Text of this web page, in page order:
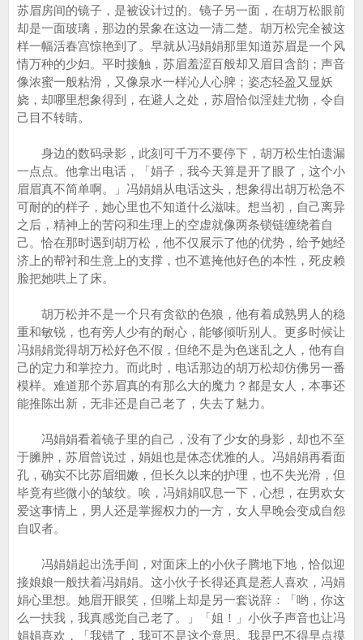
苏眉房间的镜子，是被设计过的。镜子另一面，在胡万松眼前
却是一面玻璃，那边的景象在这边一清二楚。胡万松完全被这
样一幅活春宫惊艳到了。早就从冯娟娟那里知道苏眉是一个风
情万种的少妇。平时接触，苏眉羞涩百般却又眉目含韵；声音
像浓蜜一般粘滑，又像泉水一样沁人心脾；姿态轻盈又显妖
娆，却哪里想象得到，在避人之处，苏眉恰似淫娃尤物，令自
己目不转睛。
身边的数码录影，此刻可千万不要停下，胡万松生怕遗漏
一点点。他拿出电话，「娟子，我今天算是开了眼了，这个小
眉眉真不简单啊。」冯娟娟从电话这头，想象得出胡万松急不
可耐的的样子，她心里也不知道什么滋味。想当初，自己离异
之后，精神上的苦闷和生理上的空虚就像两条锁链缠绕着自
己。恰在那时遇到胡万松，他不仅展示了他的优势，给予她经
济上的帮衬和生意上的支撑，也不遮掩他好色的本性，死皮赖
脸把她哄上了床。
胡万松并不是一个只有贪欲的色狼，他有着成熟男人的稳
重和敏锐，也有旁人少有的耐心，能够倾听别人。更多时候让
冯娟娟觉得胡万松好色不假，但绝不是为色迷乱之人，他有自
己的定力和掌控力。而此时，电话那边的胡万松却仿佛另一番
模样。难道那个苏眉真的有那么大的魔力？都是女人，本事还
能推陈出新，无非还是自己老了，失去了魅力。
冯娟娟看着镜子里的自己，没有了少女的身影，却也不至
于臃肿，苏眉曾说过，娟姐也是体态优雅的人。冯娟娟再看面
孔，确实不比苏眉细嫩，但长久以来的护理，也不失光滑，但
毕竟有些微小的皱纹。唉，冯娟娟叹息一下，心想，在男欢女
爱这事情上，男人还是掌握权力的一方，女人早晚会变成自怨
自叹者。
冯娟娟起出洗手间，对面床上的小伙子腾地下地，恰似迎
接娘娘一般扶着冯娟娟。这小伙子长得还真是惹人喜欢，冯娟
娟心里想。她眉开眼笑，但嘴上却是另一套说辞：「哟，你这
么一扶我，我真感觉自己老了。」「姐！」小伙子声音也让冯
娟娟喜欢，「我错了，我可不是这个意思。我是巴不得早点摸